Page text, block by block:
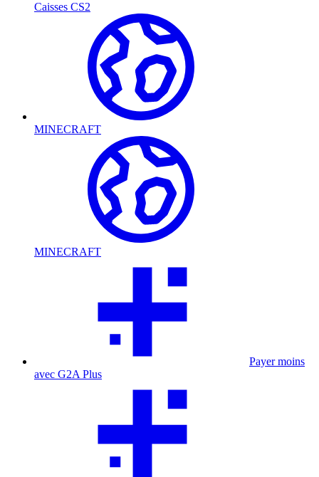
Caisses CS2
MINECRAFT
MINECRAFT
Payer moins
avec G2A Plus